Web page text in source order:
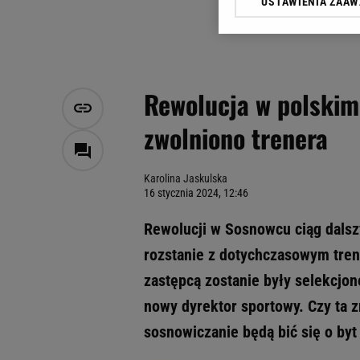
Rewolucja w
zwolniono trenera
Karolina Jaskulska
16 stycznia 2024, 12:46
Rewolucji w Sosnowcu ciąg
rozstanie z dotychczasowym
zastępcą zostanie były
nowy dyrektor sportowy. Czy ta
sosnowiczanie będą bić się o
Klikając „Akceptuję”
Zaufanych Partnerów i
My, nasi Zaufani
Przechowywanie